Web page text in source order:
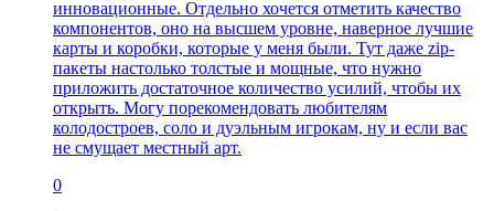
инновационные. Отдельно хочется отметить качество
компонентов, оно на высшем уровне, наверное лучшие
карты и коробки, которые у меня были. Тут даже zip-
пакеты настолько толстые и мощные, что нужно
приложить достаточное количество усилий, чтобы их
открыть. Могу порекомендовать любителям
колодостроев, соло и дуэльным игрокам, ну и если вас
не смущает местный арт.
0